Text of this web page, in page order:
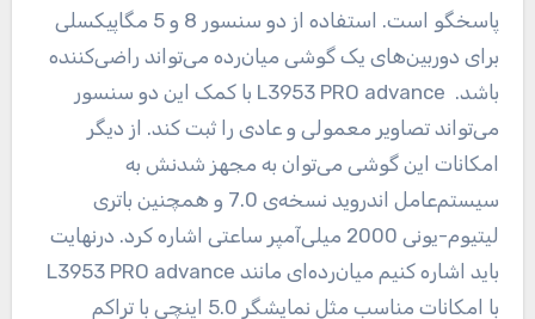
پاسخگو است. استفاده از دو سنسور 8 و 5 مگاپیکسلی
برای دوربین‌های یک گوشی میان‌رده می‌تواند راضی‌کننده
باشد. L3953 PRO advance با کمک این دو سنسور
می‌تواند تصاویر معمولی و عادی‌ را ثبت کند. از دیگر
امکانات این گوشی می‌توان به مجهز شدنش به
سیستم‌عامل اندروید نسخه‌ی 7.0 و همچنین باتری
لیتیوم-یونی 2000 میلی‌آمپر ساعتی اشاره کرد. درنهایت
باید اشاره کنیم میان‌رده‌ای مانند L3953 PRO advance
با امکانات مناسب مثل نمایشگر 5.0 اینچی با تراکم